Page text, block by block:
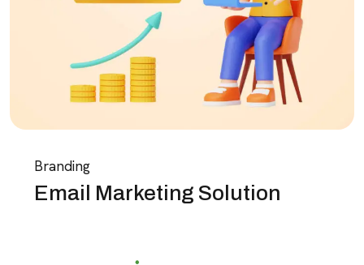
Branding
Email Marketing Solution